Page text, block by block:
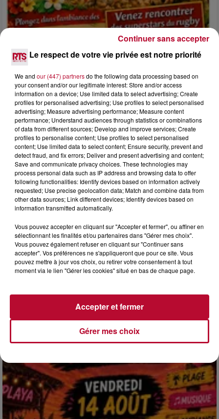
4 août 2026
FÊTE DE LA POLYNÉSIE À VILLEVEYRAC
4 août 2026
HÉRAULT, PYRÉNÉES-ORIENTALES : TROIS
SPOTS DE SNORKELING À EXPLORER...
complexes pour observer la vie sous-marine. Cet été, un
masque, un tuba et une paire de palmes...
Le respect de votre vie privée est notre priorité
We and our (447) partnersdo the following data processing based on
your consent and/or our legitimate interest: Store and/or access
information on a device; Use limited data to select advertising; Create
profiles for personalised advertising; Use profiles to select personalised
advertising; Measure advertising performance; Measure content
performance; Understand audiences through statistics or combinations
of data from different sources; Develop and improve services; Create
profiles to personalise content; Use profiles to select personalised
content; Use limited data to select content; Ensure security, prevent and
detect fraud, and fix errors; Deliver and present advertising and content;
Save and communicate privacy choices. These technologies may
process personal data such as IP address and browsing data to offer
following functionalities: Identify devices based on information actively
requested; Use precise geolocation data; Match and combine data from
other data sources; Link different devices; Identify devices based on
information transmitted automatically.
Vous pouvez accepter en cliquant sur "Accepter et fermer", ou affiner en
sélectionnant les finalités et/ou partenaires dans "Gérer mes choix".
Vous pouvez également refuser en cliquant sur "Continuer sans
accepter". Vos préférences ne s'appliqueront que pour ce site. Vous
pouvez mettre à jour vos choix, ou retirer votre consentement à tout
moment via le lien "Gérer les cookies" situé en bas de chaque page.
Gérer mes choix
Accepter et fermer
Continuer sans accepter